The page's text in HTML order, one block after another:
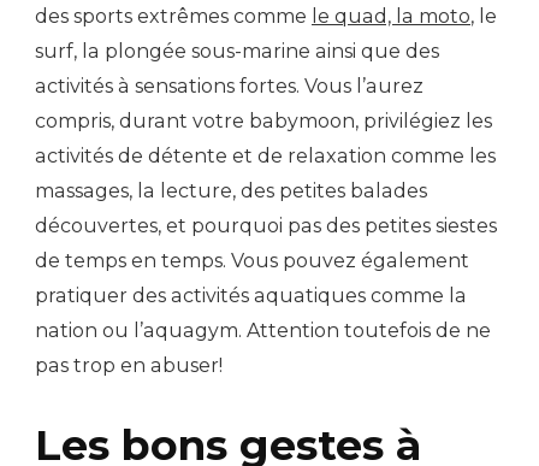
des sports extrêmes comme le quad, la moto, le
surf, la plongée sous-marine ainsi que des
activités à sensations fortes. Vous l’aurez
compris, durant votre babymoon, privilégiez les
activités de détente et de relaxation comme les
massages, la lecture, des petites balades
découvertes, et pourquoi pas des petites siestes
de temps en temps. Vous pouvez également
pratiquer des activités aquatiques comme la
nation ou l’aquagym. Attention toutefois de ne
pas trop en abuser!
Les bons gestes à